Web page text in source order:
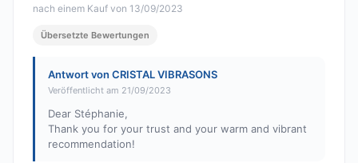
nach einem Kauf von 13/09/2023
Übersetzte Bewertungen
Antwort von CRISTAL VIBRASONS
Veröffentlicht am 21/09/2023
Dear Stéphanie,
Thank you for your trust and your warm and vibrant
recommendation!